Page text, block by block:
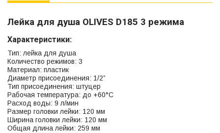
Лейка для душа OLIVES D185 3 режима
Характеристики:
Тип: лейка для душа
Количество режимов: 3
Материал: пластик
Диаметр присоединения: 1/2”
Тип присоединения: штуцер
Рабочая температура: до +60°С
Расход воды: 9 л/мин
Размер головки лейки: 120 мм
Ширина головки лейки: 120 мм
Общая длина лейки: 259 мм